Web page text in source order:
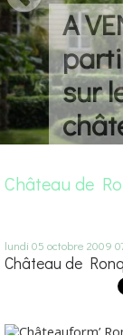
Vallée de
Versailles
Château de
lundi 05 octobre 2009
Château de